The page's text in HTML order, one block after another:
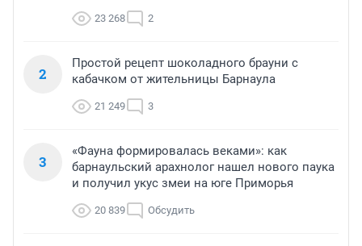
23 268 2
2
Простой рецепт шоколадного брауни с
кабачком от жительницы Барнаула
21 249 3
3
«Фауна формировалась веками»: как
барнаульский арахнолог нашел нового паука
и получил укус змеи на юге Приморья
20 839 Обсудить